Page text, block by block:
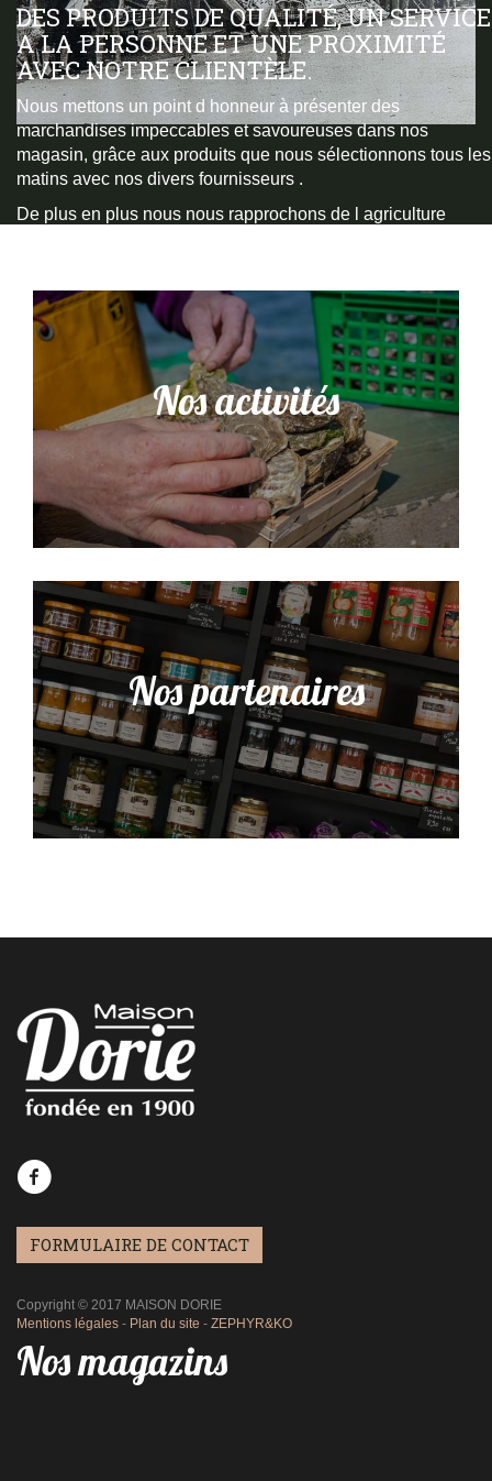
DES PRODUITS DE QUALITÉ, UN SERVICE
A LA PERSONNE ET UNE PROXIMITÉ
AVEC NOTRE CLIENTÈLE.
Nous mettons un point d honneur à présenter des
marchandises impeccables et savoureuses dans nos
magasin, grâce aux produits que nous sélectionnons tous les
matins avec nos divers fournisseurs .
De plus en plus nous nous rapprochons de l agriculture
boutiques.
Nos activités
Nos partenaires
FORMULAIRE DE CONTACT
Copyright © 2017 MAISON DORIE
Mentions légales - Plan du site - ZEPHYR&KO
Nos magazins